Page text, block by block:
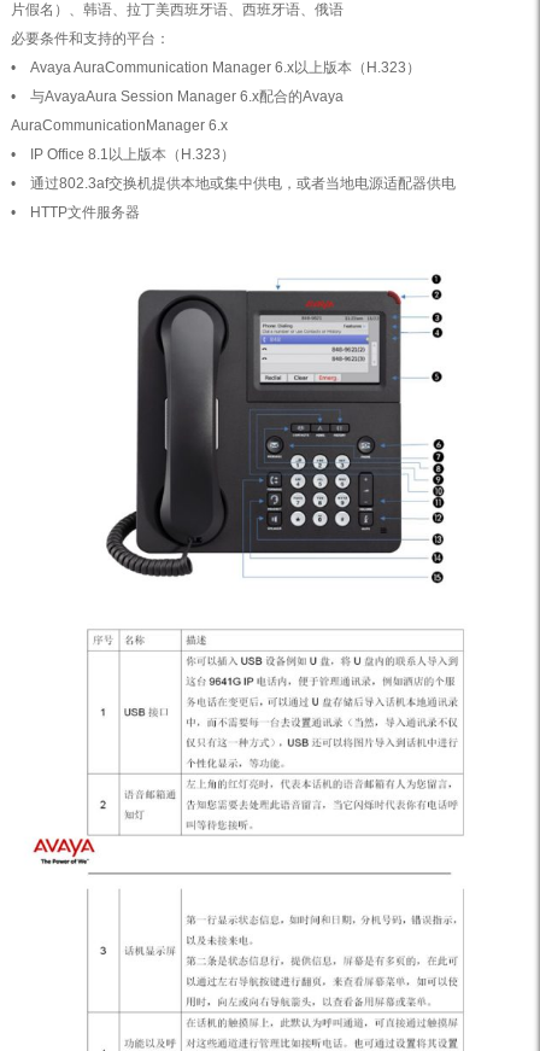
片假名）、韩语、拉丁美西班牙语、西班牙语、俄语
必要条件和支持的平台：
• Avaya AuraCommunication Manager 6.x以上版本（H.323）
• 与AvayaAura Session Manager 6.x配合的Avaya
AuraCommunicationManager 6.x
• IP Office 8.1以上版本（H.323）
• 通过802.3af交换机提供本地或集中供电，或者当地电源适配器供电
• HTTP文件服务器